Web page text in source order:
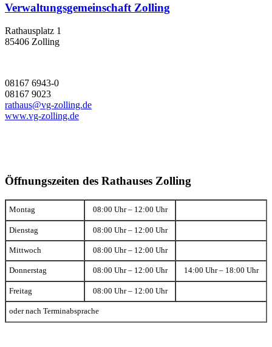
Verwaltungsgemeinschaft Zolling
Rathausplatz 1
85406 Zolling
08167 6943-0
08167 9023
rathaus@vg-zolling.de
www.vg-zolling.de
Öffnungszeiten des Rathauses Zolling
Montag 08:00 Uhr – 12:00 Uhr
Dienstag 08:00 Uhr – 12:00 Uhr
Mittwoch 08:00 Uhr – 12:00 Uhr
Donnerstag 08:00 Uhr – 12:00 Uhr 14:00 Uhr – 18:00 Uhr
Freitag 08:00 Uhr – 12:00 Uhr
oder nach Terminabsprache